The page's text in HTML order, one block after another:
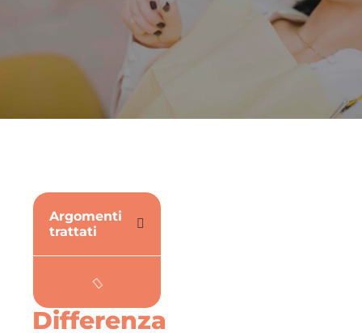
Argomenti
trattati
Differenza